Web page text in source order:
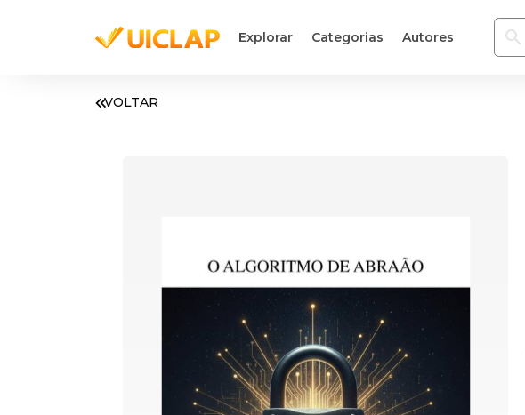
Explorar Categorias Autores
VOLTAR